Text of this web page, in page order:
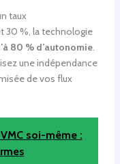
taux
30 %, la technologie
80 % d’autonomie.
une indépendance
de vos flux
soi-même :